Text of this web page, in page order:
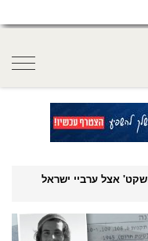
אצל ערביי ישראל